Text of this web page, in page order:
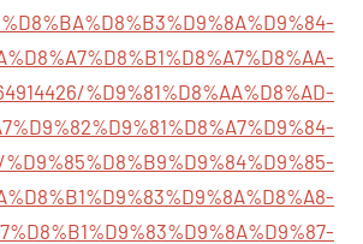
%D9%81%D8%AA%D8%AD-